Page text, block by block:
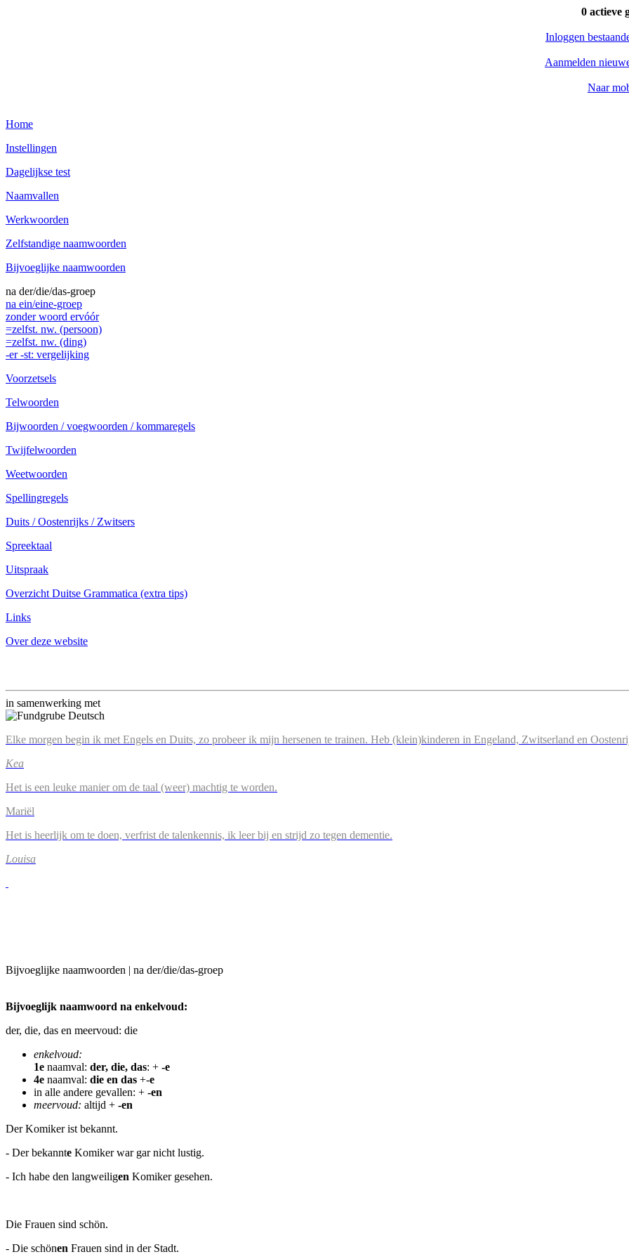
0 actieve
Inloggen
Aanmelden
Naar
Home
Instellingen
Dagelijkse test
Naamvallen
Werkwoorden
Zelfstandige naamwoorden
Bijvoeglijke naamwoorden
na der/die/das-groep
na ein/eine-groep
zonder woord ervóór
=zelfst. nw. (persoon)
=zelfst. nw. (ding)
-er -st: vergelijking
Voorzetsels
Telwoorden
Bijwoorden / voegwoorden / kommaregels
Twijfelwoorden
Weetwoorden
Spellingregels
Duits / Oostenrijks / Zwitsers
Spreektaal
Uitspraak
Overzicht Duitse Grammatica (extra tips)
Links
Over deze website
in samenwerking met
Elke morgen begin ik met Engels en Duits, zo probeer ik mijn hersenen te trainen. Heb (klein)kinderen in Engeland, Zwitserland en
Kea
Het is een leuke manier om de taal (weer) machtig te worden.
Mariël
Het is heerlijk om te doen, verfrist de talenkennis, ik leer bij en strijd zo tegen dementie.
Louisa
Bijvoeglijke naamwoorden | na der/die/das-groep
Bijvoeglijk naamwoord na enkelvoud:
der, die, das en meervoud: die
enkelvoud:
1e naamval: der, die, das: + -e
4e naamval: die en das +-e
in alle andere gevallen: + -en
meervoud: altijd + -en
Der Komiker ist bekannt.
- Der bekannte Komiker war gar nicht lustig.
- Ich habe den langweiligen Komiker gesehen.
Die Frauen sind schön.
- Die schönen Frauen sind in der Stadt.